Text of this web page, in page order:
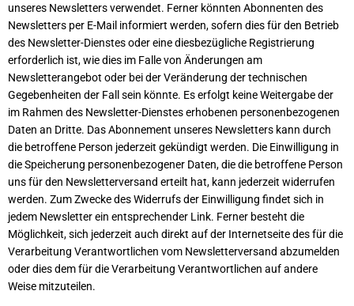
unseres Newsletters verwendet. Ferner könnten Abonnenten des
Newsletters per E-Mail informiert werden, sofern dies für den Betrieb
des Newsletter-Dienstes oder eine diesbezügliche Registrierung
erforderlich ist, wie dies im Falle von Änderungen am
Newsletterangebot oder bei der Veränderung der technischen
Gegebenheiten der Fall sein könnte. Es erfolgt keine Weitergabe der
im Rahmen des Newsletter-Dienstes erhobenen personenbezogenen
Daten an Dritte. Das Abonnement unseres Newsletters kann durch
die betroffene Person jederzeit gekündigt werden. Die Einwilligung in
die Speicherung personenbezogener Daten, die die betroffene Person
uns für den Newsletterversand erteilt hat, kann jederzeit widerrufen
werden. Zum Zwecke des Widerrufs der Einwilligung findet sich in
jedem Newsletter ein entsprechender Link. Ferner besteht die
Möglichkeit, sich jederzeit auch direkt auf der Internetseite des für die
Verarbeitung Verantwortlichen vom Newsletterversand abzumelden
oder dies dem für die Verarbeitung Verantwortlichen auf andere
Weise mitzuteilen.